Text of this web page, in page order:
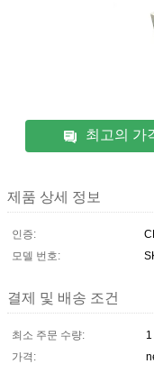
최고의 가
제품 상세 정보
인증:
모델 번호:
결제 및 배송 조건
최소 주문 수량:
가격: